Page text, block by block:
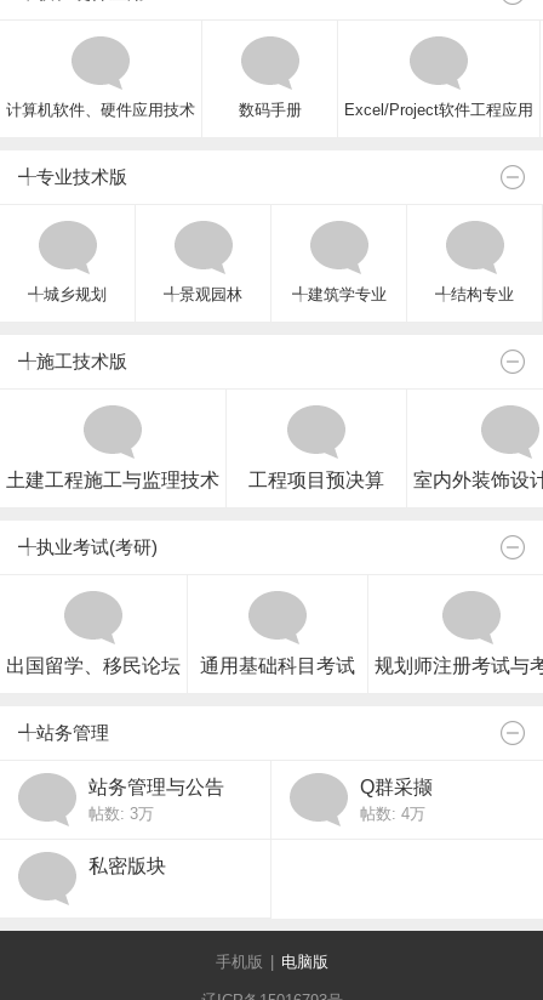
计算机软件、硬件应用技术 数码手册 Excel/Project软件工程应用
╃专业技术版
╃城乡规划 ╃景观园林 ╃建筑学专业 ╃结构专业
╃施工技术版
土建工程施工与监理技术 工程项目预决算 室内外装饰设
╃执业考试(考研)
出国留学、移民论坛 通用基础科目考试 规划师注册考试与
╃站务管理
站务管理与公告
帖数: 3万
Q群采撷
帖数: 4万
私密版块
手机版 电脑版